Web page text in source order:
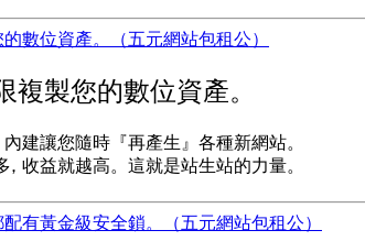
複製您的數位資產。
建讓您隨時『再產生』各種新網站。
收益就越高。這就是站生站的力量。